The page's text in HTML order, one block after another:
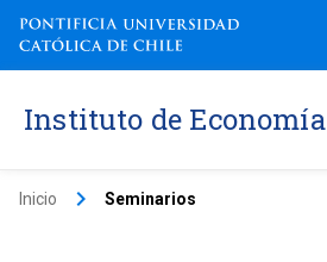
Instituto de Economía
Inicio keyboard_arrow_right Seminarios